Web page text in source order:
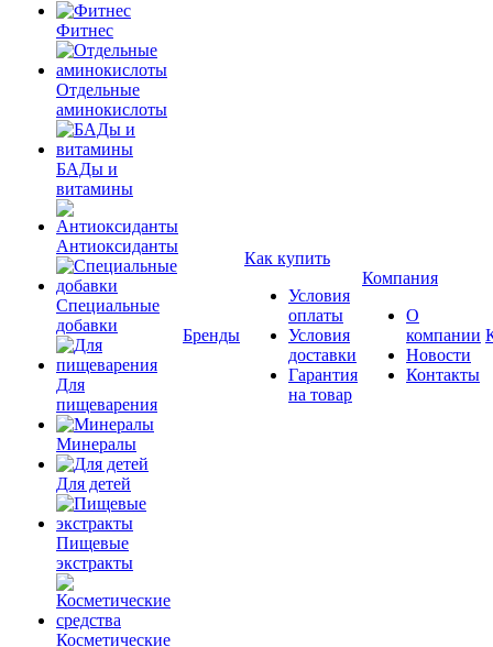
Фитнес
Отдельные
аминокислоты
БАДы и
витамины
Антиоксиданты
Специальные
добавки
Для
пищеварения
Минералы
Для детей
Пищевые
экстракты
Косметические
Бренды
Как купить
Условия
оплаты
Условия
доставки
Гарантия
на товар
Компания
О
компании
Новости
Контакты